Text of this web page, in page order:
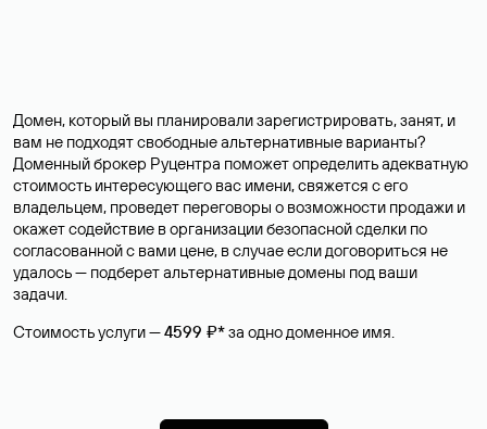
Домен, который вы планировали зарегистрировать, занят, и
вам не подходят свободные альтернативные варианты?
Доменный брокер Руцентра поможет определить адекватную
стоимость интересующего вас имени, свяжется с его
владельцем, проведет переговоры о возможности продажи и
окажет содействие в организации безопасной сделки по
согласованной с вами цене, в случае если договориться не
удалось — подберет альтернативные домены под ваши
задачи.
Стоимость услуги —4599 ₽*за одно доменное имя.